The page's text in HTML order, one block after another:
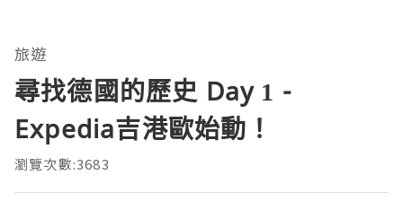
旅遊
尋找德國的歷史 Day 1 -
Expedia吉港歐始動！
瀏覽次數:3683